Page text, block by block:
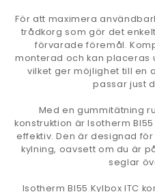
För att maximera
trådkorg som gör det
förvarade föremål.
monterad och kan placeras
vilket ger möjlighet till en
passar just
Med en gummitätning
konstruktion är Isotherm
effektiv. Den är designad
kylning, oavsett om du är
seglar
Isotherm BI55 Kylbox ITC